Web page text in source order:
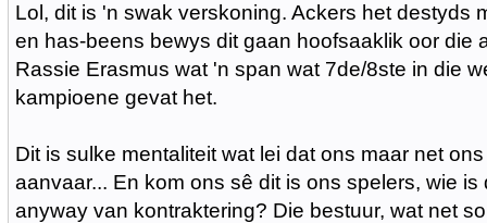
Lol, dit is 'n swak verskoning. Ackers het destyds
en has-beens bewys dit gaan hoofsaaklik oor die
Rassie Erasmus wat 'n span wat 7de/8ste in die
kampioene gevat het.
Dit is sulke mentaliteit wat lei dat ons maar net
aanvaar... En kom ons sê dit is ons spelers, wie is
anyway van kontraktering? Die bestuur, wat net